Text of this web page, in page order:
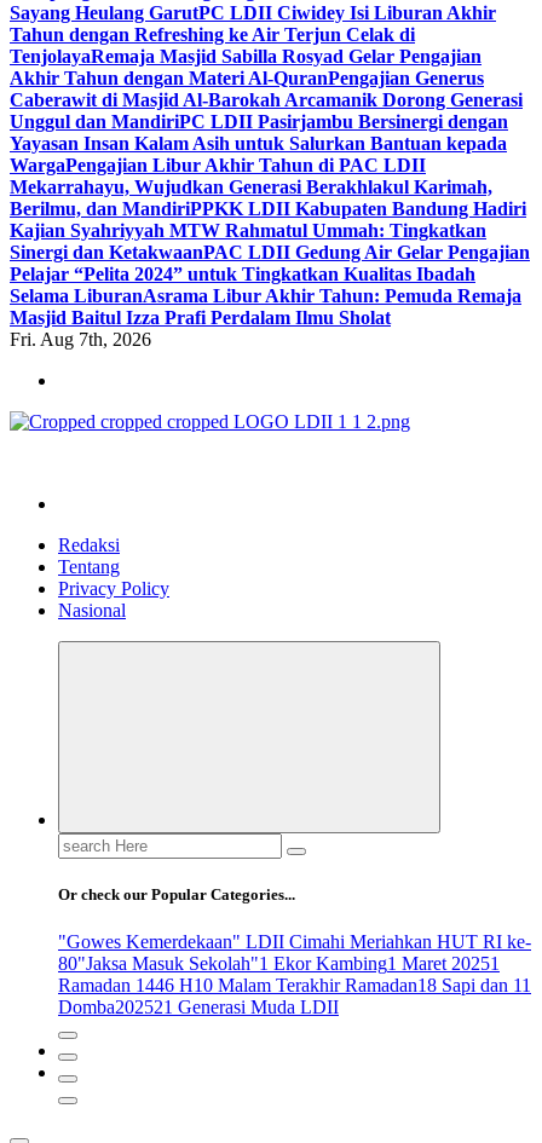
Sayang Heulang GarutPC LDII Ciwidey Isi Liburan Akhir
Tahun dengan Refreshing ke Air Terjun Celak di
TenjolayaRemaja Masjid Sabilla Rosyad Gelar Pengajian
Akhir Tahun dengan Materi Al-QuranPengajian Generus
Caberawit di Masjid Al-Barokah Arcamanik Dorong Generasi
Unggul dan MandiriPC LDII Pasirjambu Bersinergi dengan
Yayasan Insan Kalam Asih untuk Salurkan Bantuan kepada
WargaPengajian Libur Akhir Tahun di PAC LDII
Mekarrahayu, Wujudkan Generasi Berakhlakul Karimah,
Berilmu, dan MandiriPPKK LDII Kabupaten Bandung Hadiri
Kajian Syahriyyah MTW Rahmatul Ummah: Tingkatkan
Sinergi dan KetakwaanPAC LDII Gedung Air Gelar Pengajian
Pelajar “Pelita 2024” untuk Tingkatkan Kualitas Ibadah
Selama LiburanAsrama Libur Akhir Tahun: Pemuda Remaja
Masjid Baitul Izza Prafi Perdalam Ilmu Sholat
Fri. Aug 7th, 2026
Redaksi
Tentang
Privacy Policy
Nasional
Search
for:
Or check our Popular Categories...
"Gowes Kemerdekaan" LDII Cimahi Meriahkan HUT RI ke-
80"Jaksa Masuk Sekolah"1 Ekor Kambing1 Maret 20251
Ramadan 1446 H10 Malam Terakhir Ramadan18 Sapi dan 11
Domba202521 Generasi Muda LDII